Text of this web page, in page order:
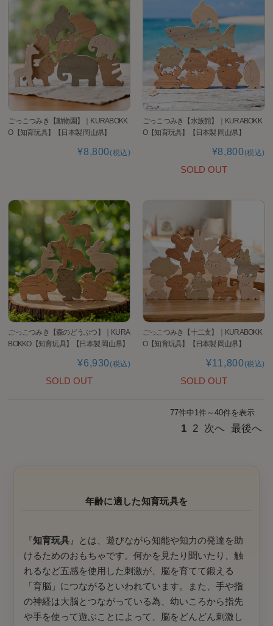
ごっこつみき【動物園】｜KURABOKK
O【知育玩具】【日本製 岡山県】
¥8,800(税込)
ごっこつみき【水族館】｜KURABOKK
O【知育玩具】【日本製 岡山県】
¥8,800(税込)
SOLD OUT
ごっこつみき【森のどうぶつ】｜KURA
BOKKO【知育玩具】【日本製 岡山県】
¥6,930(税込)
SOLD OUT
ごっこつみき【十二支】｜KURABOKK
O【知育玩具】【日本製 岡山県】
¥11,800(税込)
SOLD OUT
77件中1件～40件を表示
1 2 次へ 最後へ
年齢に適した知育玩具を
『知育玩具』とは、遊びながら知能や知力の発達を助
けるためのおもちゃです。何かを見たり聞いたり、触
れるなど五感を使用した刺激が、脳を育てて鍛える
「育脳」につながるといわれています。また、手や指
の神経は大脳とつながっている為、幼いころから指先
や手を使って遊ぶことによって、脳をどんどん刺激し